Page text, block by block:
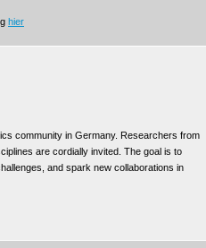
hier
community in Germany. Researchers from
are cordially invited. The goal is to
and spark new collaborations in